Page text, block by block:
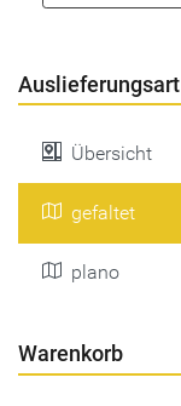
Auslieferungsart
Übersicht
gefaltet
plano
Warenkorb